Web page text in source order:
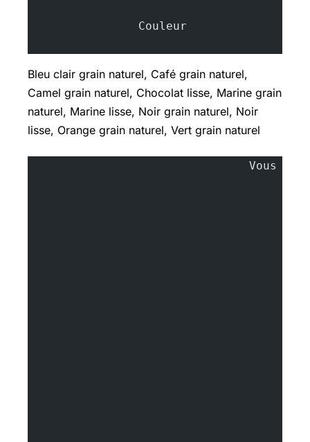
		Couleur
Bleu clair grain naturel, Café grain naturel,
Camel grain naturel, Chocolat lisse, Marine grain
naturel, Marine lisse, Noir grain naturel, Noir
lisse, Orange grain naturel, Vert grain naturel